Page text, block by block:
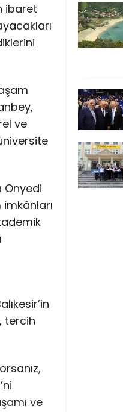
ibaret
ve
Onyedi
imkânları
tercih
ve